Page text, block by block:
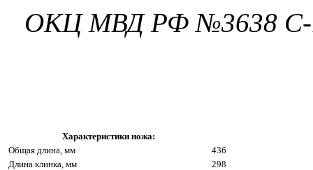
ОКЦ МВД РФ №3638 С-
Характеристики ножа:
Общая длина, мм
436
Длина клинка, мм
298